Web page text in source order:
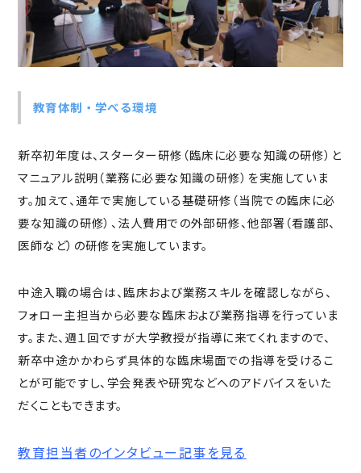
教育体制・学べる環境
新卒初年度は、スターター研修（臨床に必要な知識の研修）と
マニュアル説明（業務に必要な知識の研修）を実施していま
す。加えて、通年で実施している基礎研修（当院での臨床に必
要な知識の研修）、法人費用での外部研修、他部署（看護部、
医師など）の研修を実施しています。
中途入職の場合は、臨床および業務スキルを確認しながら、
フォロー主担当から必要な臨床および業務指導を行っていま
す。また、週１回ですが大学教授が指導に来てくれますので、
新卒中途かかわらず具体的な臨床場面での指導を受けるこ
とが可能ですし、学会発表や研究などへのアドバイスをいた
だくこともできます。
教育担当者のインタビュー記事を見る